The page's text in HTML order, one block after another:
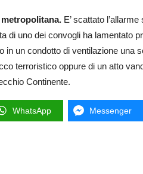
E’ scattato
di uno dei convogli ha lamentato
in un condotto di ventilazione
terroristico oppure di un atto
Continente.
WhatsApp Messenger